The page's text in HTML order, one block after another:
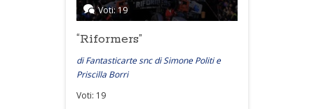
Voti: 19
“Riformers”
di Fantasticarte snc di Simone Politi e
Priscilla Borri
Voti: 19